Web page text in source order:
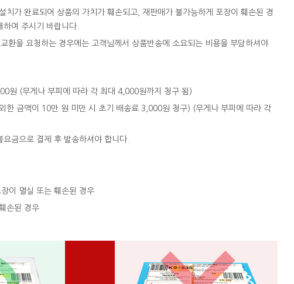
치가 완료되어 상품의 가치가 훼손되고, 재판매가 불가능하게 포장이 훼손된 경
여 주시기 바랍니다.
환을 요청하는 경우에는 고객님께서 상품반송에 소요되는 비용을 부담하셔야
원 (무게나 부피에 따라 각 최대 4,000원까지 청구 됨)
한 금액이 10만 원 미만 시 초기 배송료 3,000원 청구) (무게나 부피에 따라 각
금으로 결제 후 발송하셔야 합니다.
이 멸실 또는 훼손된 경우
손된 경우